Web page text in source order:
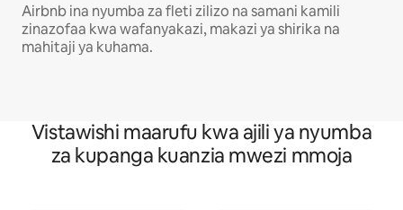
Airbnb ina nyumba za fleti zilizo na samani kamili
zinazofaa kwa wafanyakazi, makazi ya shirika na
mahitaji ya kuhama.
Vistawishi maarufu kwa ajili ya nyumba
za kupanga kuanzia mwezi mmoja